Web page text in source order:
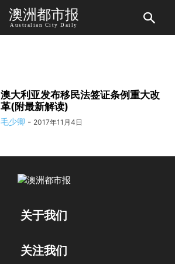
澳洲都市报
Australian City Daily
澳大利亚发布移民法签证条例重大改
革(附最新解读)
毛少卿 - 2017年11月4日
关于我们
关注我们